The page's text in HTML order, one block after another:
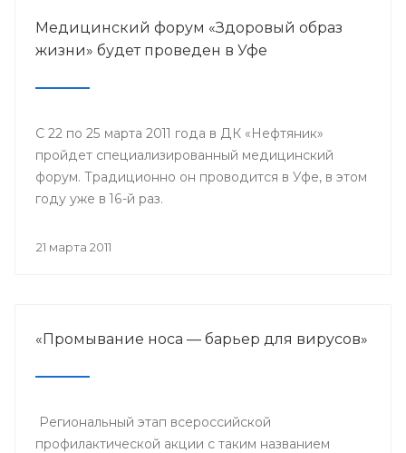
Медицинский форум «Здоровый образ
жизни» будет проведен в Уфе
С 22 по 25 марта 2011 года в ДК «Нефтяник»
пройдет специализированный медицинский
форум. Традиционно он проводится в Уфе, в этом
году уже в 16-й раз.
21 марта 2011
«Промывание носа — барьер для вирусов»
Региональный этап всероссийской
профилактической акции с таким названием